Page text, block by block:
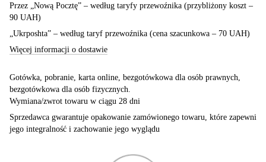
Przez „Nową Pocztę” – według taryfy przewoźnika (przybliżony koszt –
90 UAH)
„Ukrposhta” – według taryf przewoźnika (cena szacunkowa – 70 UAH)
Więcej informacji o dostawie
Gotówka, pobranie, karta online, bezgotówkowa dla osób prawnych,
bezgotówkowa dla osób fizycznych.
Wymiana/zwrot towaru w ciągu 28 dni
Sprzedawca gwarantuje opakowanie zamówionego towaru, które zapewni
jego integralność i zachowanie jego wyglądu